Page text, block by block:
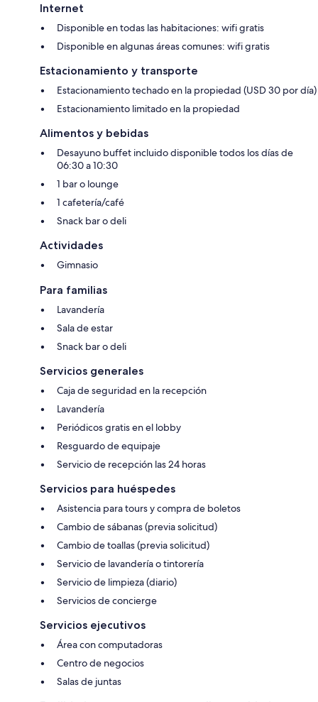
Internet
Disponible en todas las habitaciones: wifi gratis
Disponible en algunas áreas comunes: wifi gratis
Estacionamiento y transporte
Estacionamiento techado en la propiedad (USD 30 por día)
Estacionamiento limitado en la propiedad
Alimentos y bebidas
Desayuno buffet incluido disponible todos los días de
06:30 a 10:30
1 bar o lounge
1 cafetería/café
Snack bar o deli
Actividades
Gimnasio
Para familias
Lavandería
Sala de estar
Snack bar o deli
Servicios generales
Caja de seguridad en la recepción
Lavandería
Periódicos gratis en el lobby
Resguardo de equipaje
Servicio de recepción las 24 horas
Servicios para huéspedes
Asistencia para tours y compra de boletos
Cambio de sábanas (previa solicitud)
Cambio de toallas (previa solicitud)
Servicio de lavandería o tintorería
Servicio de limpieza (diario)
Servicios de concierge
Servicios ejecutivos
Área con computadoras
Centro de negocios
Salas de juntas